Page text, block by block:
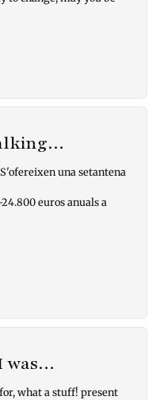
una setantena
euros anuals a
was…
what a stuff! present